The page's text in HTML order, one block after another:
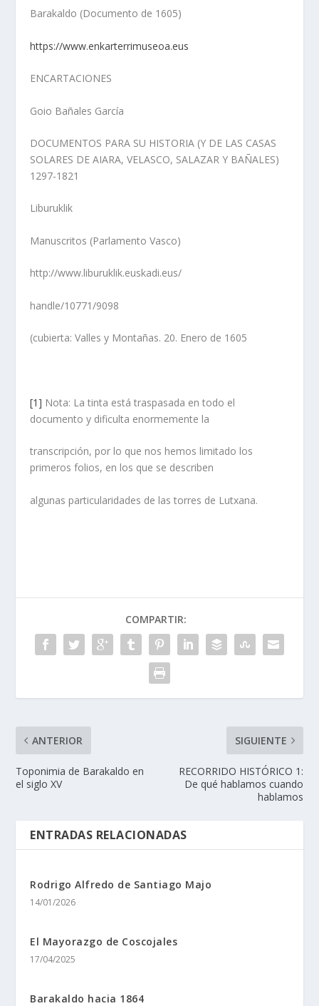
Barakaldo (Documento de 1605)
https://www.enkarterrimuseoa.eus
ENCARTACIONES
Goio Bañales García
DOCUMENTOS PARA SU HISTORIA (Y DE LAS CASAS
SOLARES DE AIARA, VELASCO, SALAZAR Y BAÑALES)
1297-1821
Liburuklik
Manuscritos (Parlamento Vasco)
http://www.liburuklik.euskadi.eus/
handle/10771/9098
(cubierta: Valles y Montañas. 20. Enero de 1605
[1] Nota: La tinta está traspasada en todo el
documento y dificulta enormemente la
transcripción, por lo que nos hemos limitado los
primeros folios, en los que se describen
algunas particularidades de las torres de Lutxana.
COMPARTIR:
ANTERIOR
Toponimia de Barakaldo en
el siglo XV
SIGUIENTE
RECORRIDO HISTÓRICO 1:
De qué hablamos cuando
hablamos
ENTRADAS RELACIONADAS
Rodrigo Alfredo de Santiago Majo
14/01/2026
El Mayorazgo de Coscojales
17/04/2025
Barakaldo hacia 1864